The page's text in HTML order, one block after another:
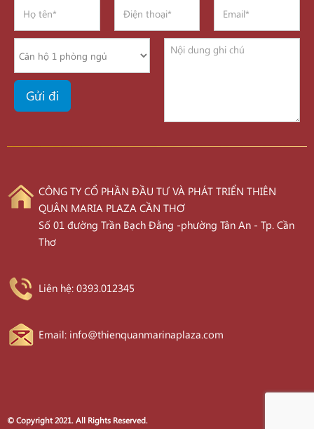
CÔNG TY CỔ PHẦN ĐẦU TƯ VÀ PHÁT TRIỂN THIÊN
QUÂN MARIA PLAZA CẦN THƠ
Số 01 đường Trần Bạch Đằng -phường Tân An - Tp. Cần
Thơ
Liên hệ: 0393.012345
Email: info@thienquanmarinaplaza.com
© Copyright 2021. All Rights Reserved.